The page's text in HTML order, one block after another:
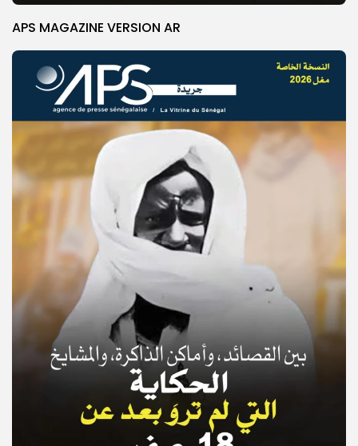
© Copyright 2025, APS
APS MAGAZINE VERSION AR